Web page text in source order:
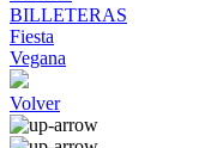
BILLETERAS
Fiesta
Vegana
Volver